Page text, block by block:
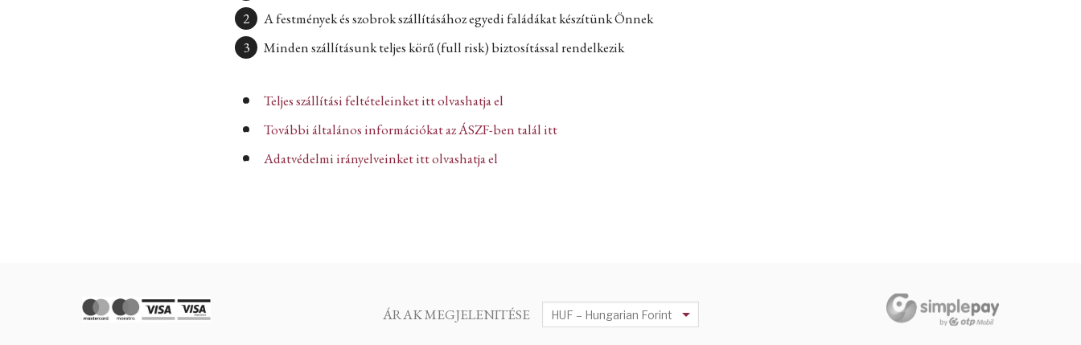
A festmények és szobrok szállításához egyedi faládákat készítünk Önnek
Minden szállításunk teljes körű (full risk) biztosítással rendelkezik
Teljes szállítási feltételeinket itt olvashatja el
További általános információkat az ÁSZF-ben talál itt
Adatvédelmi irányelveinket itt olvashatja el
ÁRAK MEGJELENITÉSE